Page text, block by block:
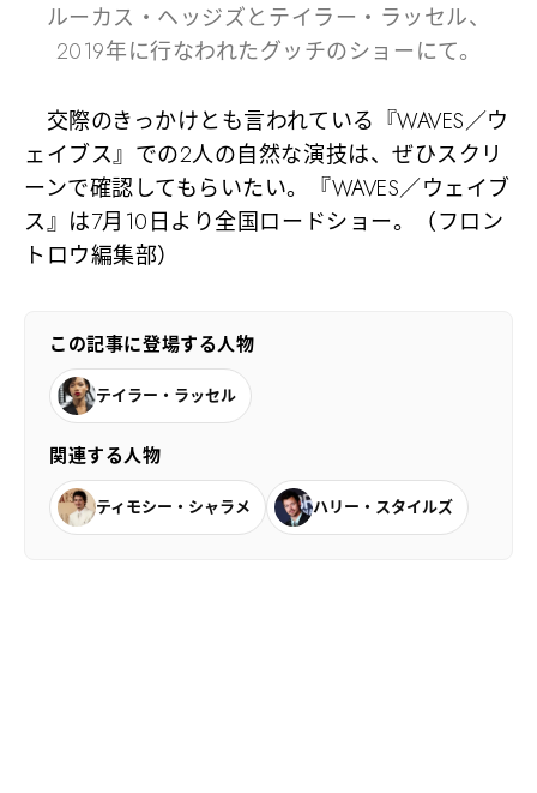
ルーカス・ヘッジズとテイラー・ラッセル、
2019年に行なわれたグッチのショーにて。
交際のきっかけとも言われている『WAVES／ウ
ェイブス』での2人の自然な演技は、ぜひスクリ
ーンで確認してもらいたい。『WAVES／ウェイブ
ス』は7月10日より全国ロードショー。（フロン
トロウ編集部）
この記事に登場する人物
テイラー・ラッセル
関連する人物
ティモシー・シャラメ ハリー・スタイルズ